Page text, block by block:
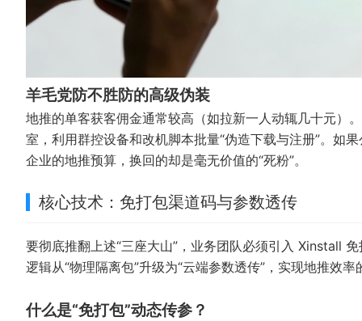
羊毛党防不胜防的高级伪装
地推的单客获客佣金通常较高（如拉新一人动辄几十元）
室，利用群控设备和改机脚本批量“伪造下载与注册”。如
企业的地推预算，换回的却是毫无价值的“死粉”。
核心技术：免打包渠道码与参数透传
要彻底推翻上述“三座大山”，业务团队必须引入 Xinstall 免
逻辑从“物理隔离包”升级为“云端参数透传”，实现地推效
什么是“免打包”动态传参？